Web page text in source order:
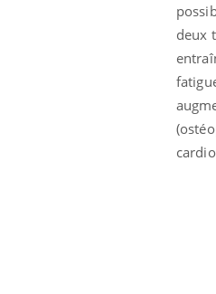
deux